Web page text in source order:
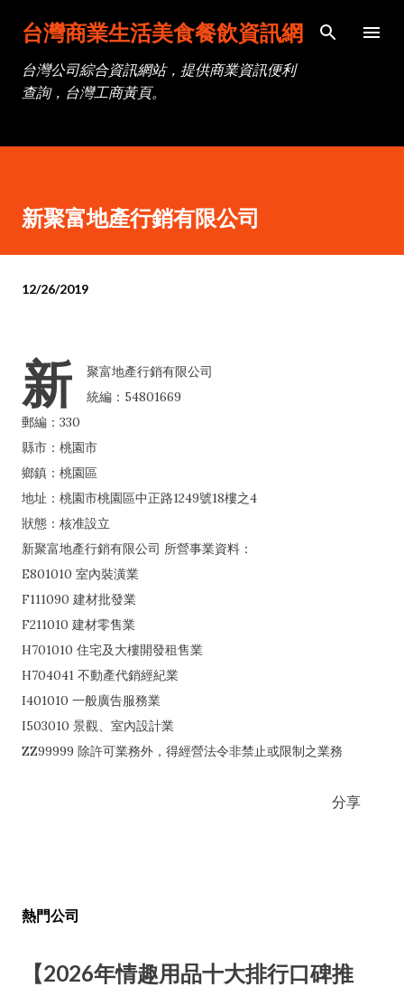
跳到主要內容
台灣商業生活美食餐飲資訊網
台灣公司綜合資訊網站，提供商業資訊便利
查詢，台灣工商黃頁。
新聚富地產行銷有限公司
12/26/2019
新
聚富地產行銷有限公司
統編：54801669
郵編：330
縣市：桃園市
鄉鎮：桃園區
地址：桃園市桃園區中正路1249號18樓之4
狀態：核准設立
新聚富地產行銷有限公司 所營事業資料：
E801010 室內裝潢業
F111090 建材批發業
F211010 建材零售業
H701010 住宅及大樓開發租售業
H704041 不動產代銷經紀業
I401010 一般廣告服務業
I503010 景觀、室內設計業
ZZ99999 除許可業務外，得經營法令非禁止或限制之業務
分享
熱門公司
【2026年情趣用品十大排行口碑推